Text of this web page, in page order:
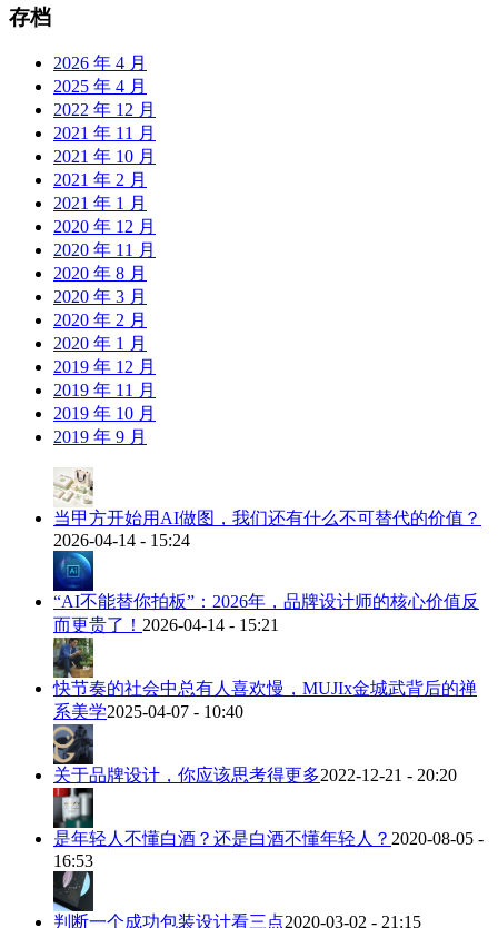
存档
2026 年 4 月
2025 年 4 月
2022 年 12 月
2021 年 11 月
2021 年 10 月
2021 年 2 月
2021 年 1 月
2020 年 12 月
2020 年 11 月
2020 年 8 月
2020 年 3 月
2020 年 2 月
2020 年 1 月
2019 年 12 月
2019 年 11 月
2019 年 10 月
2019 年 9 月
当甲方开始用AI做图，我们还有什么不可替代的价值？
2026-04-14 - 15:24
“AI不能替你拍板”：2026年，品牌设计师的核心价值反
而更贵了！ 2026-04-14 - 15:21
快节奏的社会中总有人喜欢慢，MUJIx金城武背后的禅
系美学2025-04-07 - 10:40
关于品牌设计，你应该思考得更多2022-12-21 - 20:20
是年轻人不懂白酒？还是白酒不懂年轻人？ 2020-08-05 -
16:53
判断一个成功包装设计看三点2020-03-02 - 21:15